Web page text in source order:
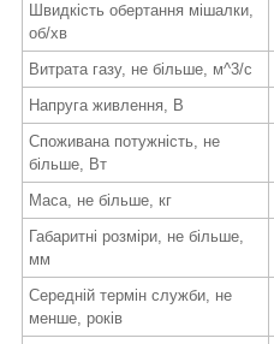
Швидкість обертання мішалки,
об/хв
Витрата газу, не більше, м^3/с
Напруга живлення, В
Споживана потужність, не
більше, Вт
Маса, не більше, кг
Габаритні розміри, не більше,
мм
Середній термін служби, не
менше, років